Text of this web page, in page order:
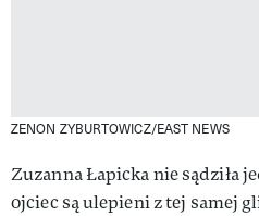
ZENON ZYBURTOWICZ/EAST NEWS
Zuzanna Łapicka nie sądziła
ojciec są ulepieni z tej samej